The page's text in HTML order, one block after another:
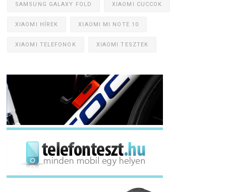
SAMSUNG GALAXY FOLD XIAOMI CUCCOK
XIAOMI HÍREK XIAOMI MI NOTE 10
XIAOMI TELEFONOK XIAOMI TESZTEK